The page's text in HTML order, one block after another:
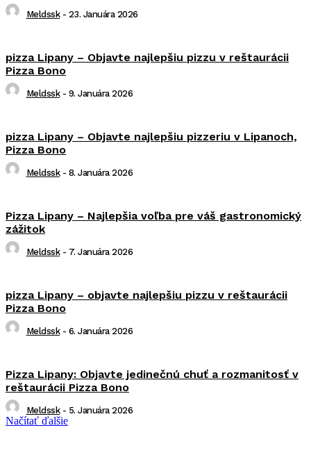
Meldssk - 23. Januára 2026
pizza Lipany – Objavte najlepšiu pizzu v reštaurácii
Pizza Bono
Meldssk - 9. Januára 2026
pizza Lipany – Objavte najlepšiu pizzeriu v Lipanoch,
Pizza Bono
Meldssk - 8. Januára 2026
Pizza Lipany – Najlepšia voľba pre váš gastronomický
zážitok
Meldssk - 7. Januára 2026
pizza Lipany – objavte najlepšiu pizzu v reštaurácii
Pizza Bono
Meldssk - 6. Januára 2026
Pizza Lipany: Objavte jedinečnú chuť a rozmanitosť v
reštaurácii Pizza Bono
Meldssk - 5. Januára 2026
Načítať ďalšie